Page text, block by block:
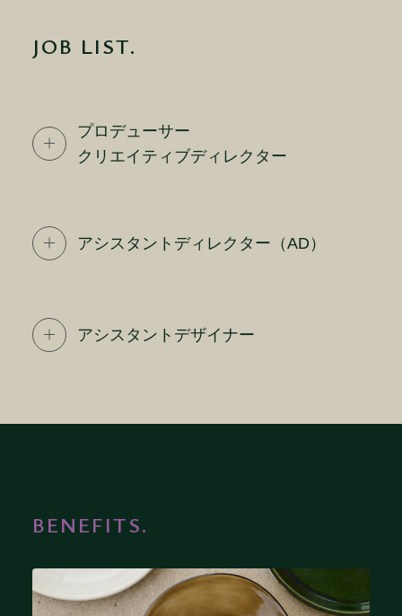
JOB LIST.
プロデューサー
クリエイティブディレクター
プロデューサー/クリエイティブディレクタ
ー
業務内容
プロジェクトの進行管理、予算管理、ス
各種制作物（空間、キービジュアル、印
刷物、WEB、動画・スチールなど）の企
アシスタントディレクター（AD）
プロデューサー／クリエイティブディレクタ
作・進行をサポートしていただきます。
各種リサーチ、企画立案、プレゼンテー
アシスタントデザイナー
BENEFITS.